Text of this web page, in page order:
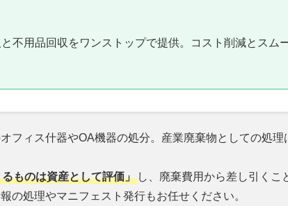
不用品回収をワンストップで提供。コスト削減とスム
フィス什器やOA機器の処分。産業廃棄物としての処理
ものは資産として評価」 し、廃棄費用から差し引くこ
の処理やマニフェスト発行もお任せください。